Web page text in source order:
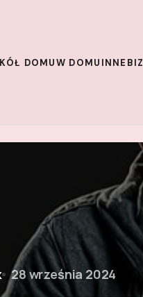
DOMUW DOMU INNE
28 września 2024